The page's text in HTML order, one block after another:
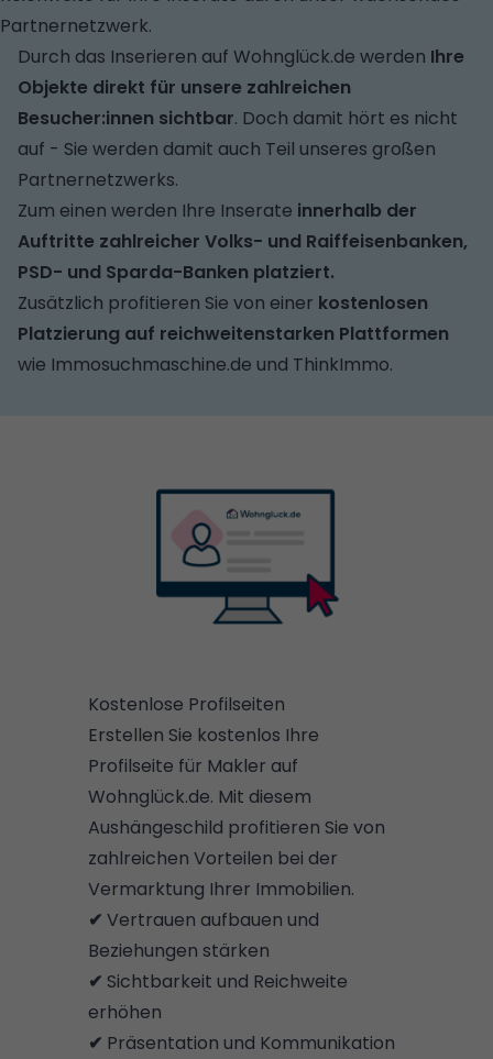
Partnernetzwerk.
Durch das Inserieren auf Wohnglück.de werden Ihre
Objekte direkt für unsere zahlreichen
Besucher:innen sichtbar. Doch damit hört es nicht
auf - Sie werden damit auch Teil unseres großen
Partnernetzwerks.
Zum einen werden Ihre Inserate innerhalb der
Auftritte zahlreicher Volks- und Raiffeisenbanken,
PSD- und Sparda-Banken platziert.
Zusätzlich profitieren Sie von einer kostenlosen
Platzierung auf reichweitenstarken Plattformen
wie Immosuchmaschine.de und ThinkImmo.
Kostenlose Profilseiten
Erstellen Sie kostenlos Ihre
Profilseite für Makler auf
Wohnglück.de. Mit diesem
Aushängeschild profitieren Sie von
zahlreichen Vorteilen bei der
Vermarktung Ihrer Immobilien.
✔ Vertrauen aufbauen und
Beziehungen stärken
✔ Sichtbarkeit und Reichweite
erhöhen
✔ Präsentation und Kommunikation